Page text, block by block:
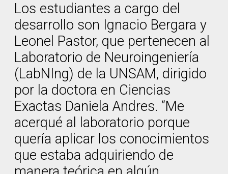
Los estudiantes a cargo del
desarrollo son Ignacio Bergara y
Leonel Pastor, que pertenecen al
Laboratorio de Neuroingeniería
(LabNIng) de la UNSAM, dirigido
por la doctora en Ciencias
Exactas Daniela Andres. “Me
acerqué al laboratorio porque
quería aplicar los conocimientos
que estaba adquiriendo de